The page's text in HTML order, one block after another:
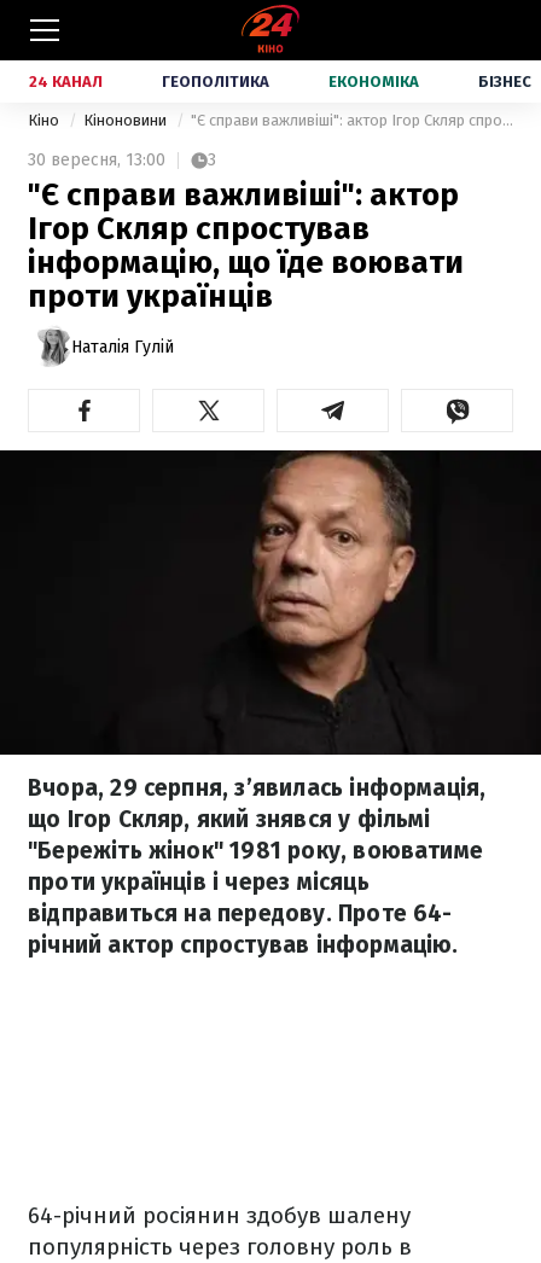
24 КАНАЛ ГЕОПОЛІТИКА ЕКОНОМІКА БІЗНЕС
Кіно Кіноновини "Є справи важливіші": актор Ігор Скляр спростував інформацію, що їде воювати проти українців
30 вересня, 13:00 3
"Є справи важливіші": актор
Ігор Скляр спростував
інформацію, що їде воювати
проти українців
Наталія Гулій
Вчора, 29 серпня, з’явилась інформація,
що Ігор Скляр, який знявся у фільмі
"Бережіть жінок" 1981 року, воюватиме
проти українців і через місяць
відправиться на передову. Проте 64-
річний актор спростував інформацію.
64-річний росіянин здобув шалену
популярність через головну роль в